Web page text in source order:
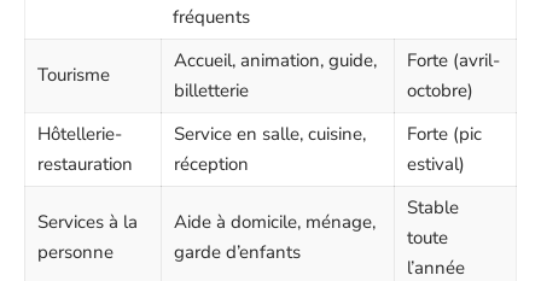
fréquents
Tourisme
Accueil, animation, guide,
billetterie
Forte (avril-
octobre)
Hôtellerie-
restauration
Service en salle, cuisine,
réception
Forte (pic
estival)
Services à la
personne
Aide à domicile, ménage,
garde d’enfants
Stable
toute
l’année